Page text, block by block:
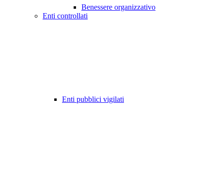
Benessere organizzativo
Enti controllati
Enti pubblici vigilati